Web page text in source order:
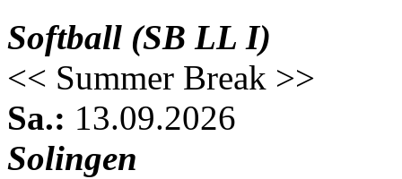
Softball (SB LL I)
<< Summer Break >>
Sa.: 13.09.2026
Solingen